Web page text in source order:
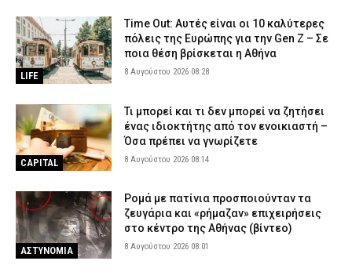
LIFE
Time Out: Αυτές είναι οι 10 καλύτερες
πόλεις της Ευρώπης για την Gen Z – Σε
ποια θέση βρίσκεται η Αθήνα
8 Αυγούστου 2026 08:28
CAPITAL
Τι μπορεί και τι δεν μπορεί να ζητήσει
ένας ιδιοκτήτης από τον ενοικιαστή –
Όσα πρέπει να γνωρίζετε
8 Αυγούστου 2026 08:14
ΑΣΤΥΝΟΜΙΑ
Ρομά με πατίνια προσποιούνταν τα
ζευγάρια και «ρήμαζαν» επιχειρήσεις
στο κέντρο της Αθήνας (βίντεο)
8 Αυγούστου 2026 08:01